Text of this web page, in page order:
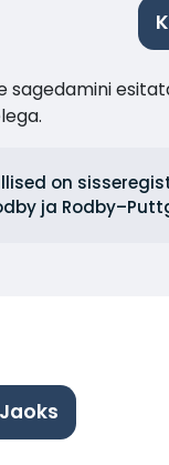
sagedamini
on
ja